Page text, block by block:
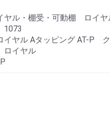
ヤル・棚受・可動棚 ロイ
1073
イヤル Aタッピング AT-P
ロイヤル